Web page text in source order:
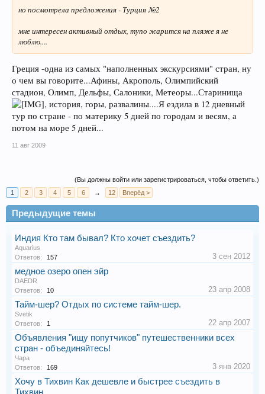
но посмотрела предложения - Турция №2
мне интересен активный отдых, тупо жарится на пляже я не
люблю....
Греция -одна из самых "наполненных экскурсиями" стран, ну
о чем вы говорите...Афины, Акрополь, Олимпийский
стадион, Олимп, Дельфы, Салоники, Метеоры...Старинища
, история, горы, развалины....Я ездила в 12 дневный
тур по стране - по материку 5 дней по городам и весям, а
потом на море 5 дней...
11 авг 2009
(Вы должны войти или зарегистрироваться, чтобы ответить.)
1
2 3 4 5 6 → 12 Вперёд >
Предыдущие темы
Индия Кто там бывал? Кто хочет съездить?
Aquarius
Ответов:
157 3 сен 2012
медное озеро опен эйр
DAEDR
Ответов:
10 23 апр 2008
Тайм-шер? Отдых по системе тайм-шер.
Svetik
Ответов:
1 22 апр 2007
Объявления "ищу попутчиков" путешественники всех
стран - объединяйтесь!
Чара
Ответов:
169 3 янв 2020
Хочу в Тихвин Как дешевле и быстрее съездить в
Тихвин